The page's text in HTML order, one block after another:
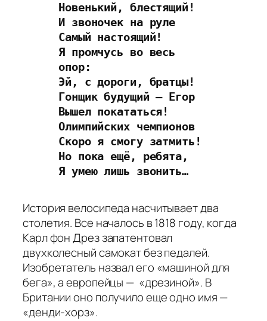
Новенький, блестящий!
И звоночек на руле
Самый настоящий!
Я промчусь во весь
опор:
Эй, с дороги, братцы!
Гонщик будущий – Егор
Вышел покататься!
Олимпийских чемпионов
Скоро я смогу затмить!
Но пока ещё, ребята,
Я умею лишь звонить…
История велосипеда насчитывает два
столетия. Все началось в 1818 году, когда
Карл фон Дрез запатентовал
двухколесный самокат без педалей.
Изобретатель назвал его «машиной для
бега», а европейцы — «дрезиной». В
Британии оно получило еще одно имя —
«денди-хорз».